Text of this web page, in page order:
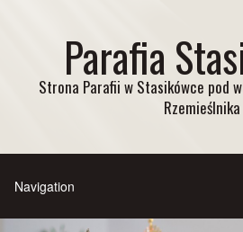
Parafia
Strona Parafii w Stasikówce pod
Rzemieślnika